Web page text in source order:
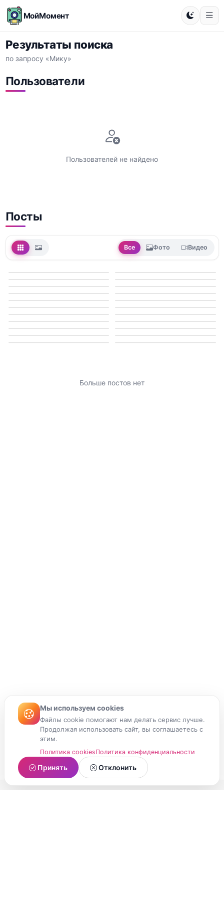
МойМомент
Результаты поиска
по запросу «Мику»
Пользователи
Пользователей не найдено
Посты
Все Фото Видео
Больше постов нет
Мы используем cookies
Файлы cookie помогают нам делать сервис лучше.
Продолжая использовать сайт, вы соглашаетесь с
этим.
Политика cookiesПолитика конфиденциальности
Принять Отклонить